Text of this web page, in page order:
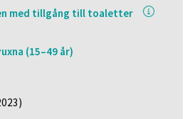
med tillgång till toaletter
(15–49 år)